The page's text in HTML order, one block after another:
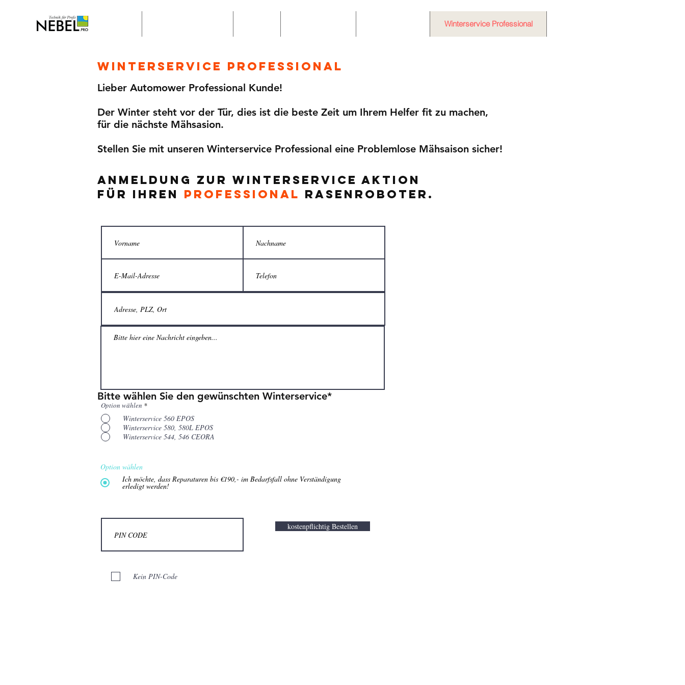
Winterservice Professional
WInterService Professional
Lieber Automower Professional Kunde!
Der Winter steht vor der Tür, dies ist die beste Zeit um Ihrem Helfer fit zu machen,
für die nächste Mähsasion.
Stellen Sie mit unseren Winterservice Professional eine Problemlose Mähsaison sicher!
Anmeldung zur Winterservice Aktion
für Ihren PROFESSIONAL Rasenroboter.
Bitte wählen Sie den gewünschten Winterservice*
Option wählen *
Winterservice 560 EPOS
Winterservice 580, 580L EPOS
Winterservice 544, 546 CEORA
Option wählen
Ich möchte, dass Reparaturen bis €190,- im Bedarfsfall ohne Verständigung
erledigt werden!
kostenpflichtig Bestellen
Kein PIN-Code